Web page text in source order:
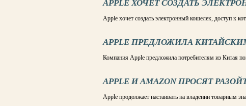
APPLE ХОЧЕТ СОЗДАТЬ
Apple хочет создать электронный кошелек, доступ к
APPLE ПРЕДЛОЖИЛА
Компания Apple предложила потребителям из Китая
APPLE И AMAZON ПРОСЯТ
Apple продолжает настаивать на владении товарным